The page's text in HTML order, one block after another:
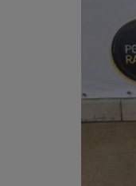
VENEZ DANS LE PUBLIC !
CRÉATIONS